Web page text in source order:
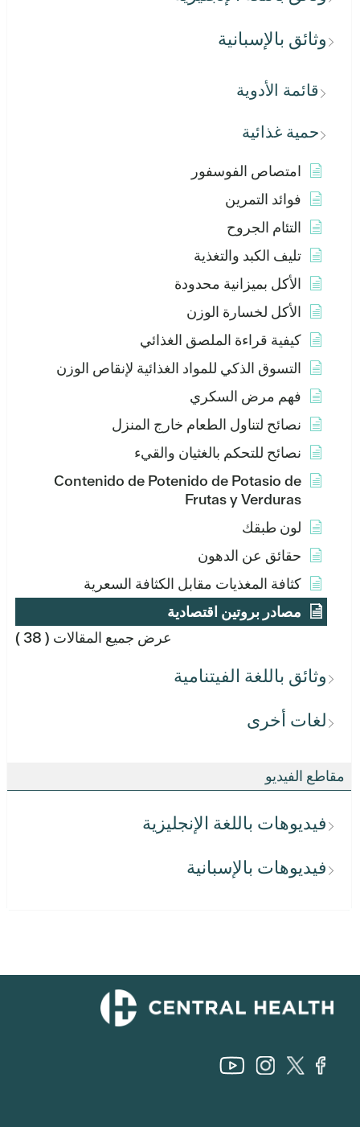
وثائق بالإسبانية
قائمة الأدوية
حمية غذائية
امتصاص الفوسفور
فوائد التمرين
التئام الجروح
تليف الكبد والتغذية
الأكل بميزانية محدودة
الأكل لخسارة الوزن
كيفية قراءة الملصق الغذائي
التسوق الذكي للمواد الغذائية لإنقاص الوزن
فهم مرض السكري
نصائح لتناول الطعام خارج المنزل
نصائح للتحكم بالغثيان والقيء
Contenido de Potenido de Potasio de
Frutas y Verduras
لون طبقك
حقائق عن الدهون
كثافة المغذيات مقابل الكثافة السعرية
مصادر بروتين اقتصادية
عرض جميع المقالات ( 38 )
وثائق باللغة الفيتنامية
لغات أخرى
مقاطع الفيديو
فيديوهات باللغة الإنجليزية
فيديوهات بالإسبانية